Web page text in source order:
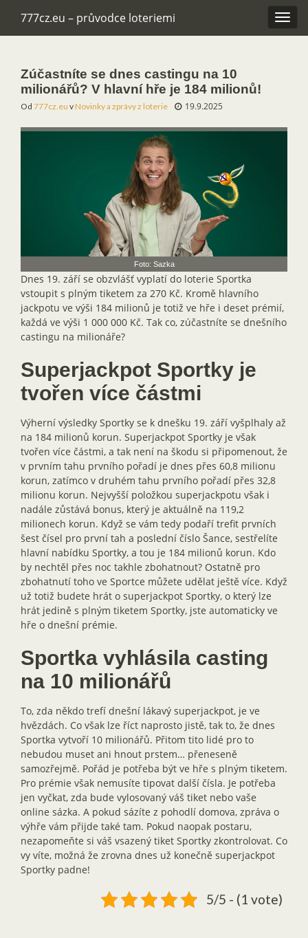
777cz.eu – průvodce loteriemi
Zúčastníte se dnes castingu na 10
milionářů? V hlavní hře je 184 milionů!
Od 777cz.eu vNovinky a zprávy z loterie 19.9.2025
Foto: Sazka
Dnes 19. září se obzvlášť vyplatí do loterie Sportka
vstoupit s plným tiketem za 270 Kč. Kromě hlavního
jackpotu ve výši 184 milionů je totiž ve hře i deset prémií,
každá ve výši 1 000 000 Kč. Tak co, zúčastníte se dnešního
castingu na milionáře?
Superjackpot Sportky je
tvořen více částmi
Výherní výsledky Sportky se k dnešku 19. září vyšplhaly až
na 184 milionů korun. Superjackpot Sportky je však
tvořen více částmi, a tak není na škodu si připomenout, že
v prvním tahu prvního pořadí je dnes přes 60,8 milionu
korun, zatímco v druhém tahu prvního pořadí přes 32,8
milionu korun. Nejvyšší položkou superjackpotu však i
nadále zůstává bonus, který je aktuálně na 119,2
milionech korun. Když se vám tedy podaří trefit prvních
šest čísel pro první tah a poslední číslo Šance, sestřelíte
hlavní nabídku Sportky, a tou je 184 milionů korun. Kdo
by nechtěl přes noc takhle zbohatnout? Ostatně pro
zbohatnutí toho ve Sportce můžete udělat ještě více. Když
už totiž budete hrát o superjackpot Sportky, o který lze
hrát jedině s plným tiketem Sportky, jste automaticky ve
hře o dnešní prémie.
Sportka vyhlásila casting
na 10 milionářů
To, zda někdo trefí dnešní lákavý superjackpot, je ve
hvězdách. Co však lze říct naprosto jistě, tak to, že dnes
Sportka vytvoří 10 milionářů. Přitom tito lidé pro to
nebudou muset ani hnout prstem… přeneseně
samozřejmě. Pořád je potřeba být ve hře s plným tiketem.
Pro prémie však nemusíte tipovat další čísla. Je potřeba
jen vyčkat, zda bude vylosovaný váš tiket nebo vaše
online sázka. A pokud sázíte z pohodlí domova, zpráva o
výhře vám přijde také tam. Pokud naopak postaru,
nezapomeňte si váš vsazený tiket Sportky zkontrolovat. Co
vy víte, možná že zrovna dnes už konečně superjackpot
Sportky padne!
5/5 - (1 vote)